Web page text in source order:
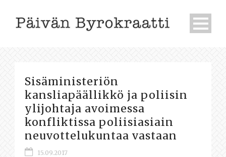
Sisäministeriön
kansliapäällikkö ja poliisin
ylijohtaja avoimessa
konfliktissa poliisiasiain
neuvottelukuntaa vastaan
15.09.2017